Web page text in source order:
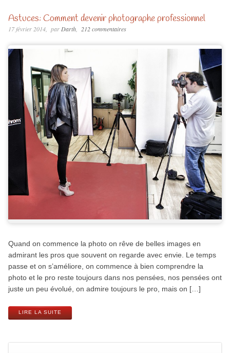
Astuces: Comment devenir photographe professionnel
17 février 2014 parDarth 212 commentaires
Quand on commence la photo on rêve de belles images en
admirant les pros que souvent on regarde avec envie. Le temps
passe et on s’améliore, on commence à bien comprendre la
photo et le pro reste toujours dans nos pensées, nos pensées ont
juste un peu évolué, on admire toujours le pro, mais on […]
LIRE LA SUITE